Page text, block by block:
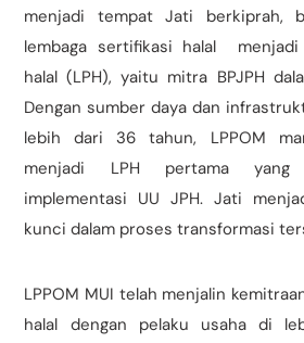
menjadi tempat Jati berkiprah,
lembaga sertifikasi halal menjadi
halal (LPH), yaitu mitra BPJPH
Dengan sumber daya dan
lebih dari 36 tahun, LPPOM
menjadi LPH pertama yang
implementasi UU JPH. Jati
kunci dalam proses transformasi
LPPOM MUI telah menjalin
halal dengan pelaku usaha di